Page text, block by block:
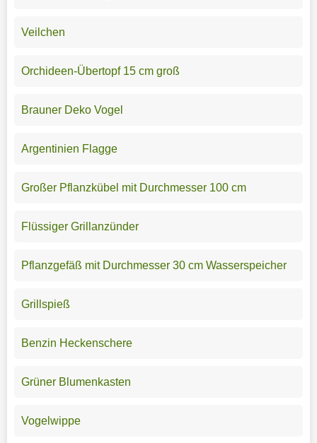
Veilchen
Orchideen-Übertopf 15 cm groß
Brauner Deko Vogel
Argentinien Flagge
Großer Pflanzkübel mit Durchmesser 100 cm
Flüssiger Grillanzünder
Pflanzgefäß mit Durchmesser 30 cm Wasserspeicher
Grillspieß
Benzin Heckenschere
Grüner Blumenkasten
Vogelwippe